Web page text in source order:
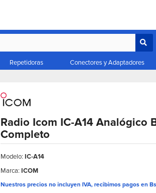
Repetidoras Conectores y Adaptadores
Radio Icom IC-A14 Analógico
Completo
Modelo: IC-A14
Marca: ICOM
Nuestros precios no incluyen IVA, recibimos pagos en